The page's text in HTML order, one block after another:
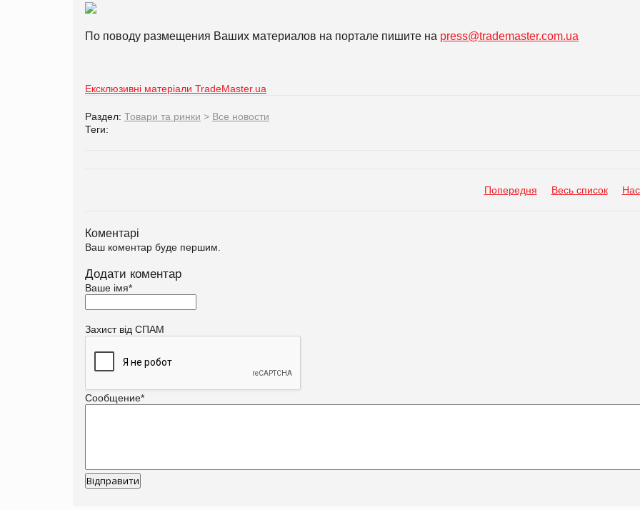
По поводу размещения Ваших материалов на портале пишите на press@trademaster.com.ua
Ексклюзивні матеріали TradeMaster.ua
Раздел: Товари та ринки > Все новости
Теги:
Попередня Весь список
Коментарі
Ваш коментар буде першим.
Додати коментар
Ваше імя*
Захист від СПАМ
Сообщение*